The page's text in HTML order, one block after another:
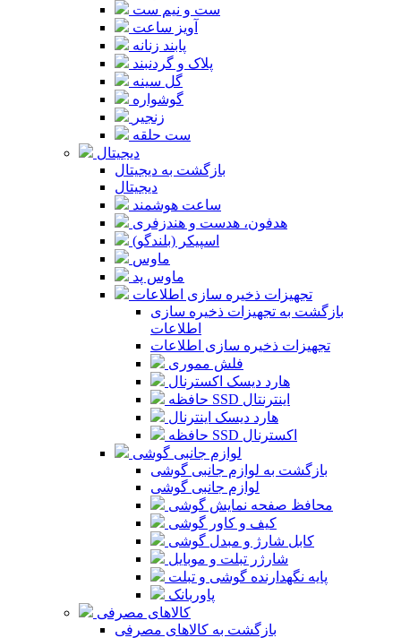
ست و نیم ست
آویز ساعت
پابند زنانه
پلاک و گردنبند
گل سینه
گوشواره
زنجیر
ست حلقه
دیجیتال
بازگشت به دیجیتال
دیجیتال
ساعت هوشمند
هدفون، هدست و هندزفری
اسپیکر (بلندگو)
ماوس
ماوس پد
تجهیزات ذخیره سازی اطلاعات
بازگشت به تجهیزات ذخیره سازی
اطلاعات
تجهیزات ذخیره سازی اطلاعات
فلش مموری
هارد دیسک اکسترنال
حافظه SSD اینترنتال
هارد دیسک اینترنال
حافظه SSD اکسترنال
لوازم جانبی گوشی
بازگشت به لوازم جانبی گوشی
لوازم جانبی گوشی
محافظ صفحه نمایش گوشی
کیف و کاور گوشی
کابل شارژ و مبدل گوشی
شارژر تبلت و موبایل
پایه نگهدارنده گوشی و تبلت
پاوربانک
کالاهای مصرفی
بازگشت به کالاهای مصرفی